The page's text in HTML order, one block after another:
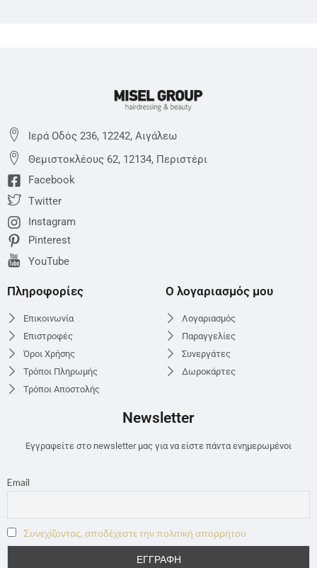
Ιερά Οδός 236, 12242, Αιγάλεω
Θεμιστoκλέους 62, 12134, Περιστέρι
Facebook
Twitter
Instagram
Pinterest
YouTube
Πληροφορίες
Επικοινωνία
Επιστροφές
Όροι Χρήσης
Τρόποι Πληρωμής
Τρόποι Αποστολής
Ο λογαριασμός μου
Λογαριασμός
Παραγγελίες
Συνεργάτες
Δωροκάρτες
Newsletter
Εγγραφείτε στο newsletter μας για να είστε πάντα ενημερωμένοι
Email
Συνεχίζοντας, αποδέχεστε την πολιτική απορρήτου